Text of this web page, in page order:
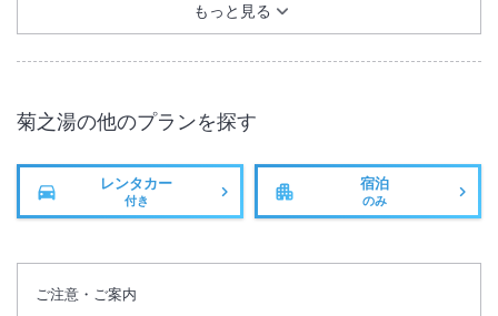
もっと見る
菊之湯の他のプランを探す
レンタカー
付き
宿泊
のみ
ご注意・ご案内